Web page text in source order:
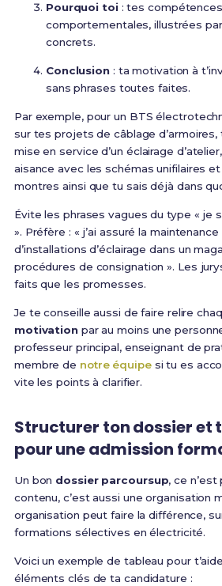
Pourquoi toi: tes
comportementales, illustrées
concrets.
Conclusion: ta motivation à
sans phrases toutes faites.
Par exemple, pour un BTS
sur tes projets de câblage d’armoires,
mise en service d’un éclairage
aisance avec les schémas unifilaires
montres ainsi que tu sais déjà dans
Évite les phrases vagues du type « je
». Préfère : « j’ai assuré la
d’installations d’éclairage dans un
procédures de consignation ». Les
faits que les promesses.
Je te conseille aussi de faire relire
motivationpar au moins une
professeur principal, enseignant de
membre de notre équipesi tu es
vite les points à clarifier.
Structurer ton dossier et
pour une admission
Un bon dossier parcoursup, ce
contenu, c’est aussi une organisation
organisation peut faire la différence,
formations sélectives en électricité.
Voici un exemple de tableau pour
éléments clés de ta candidature :